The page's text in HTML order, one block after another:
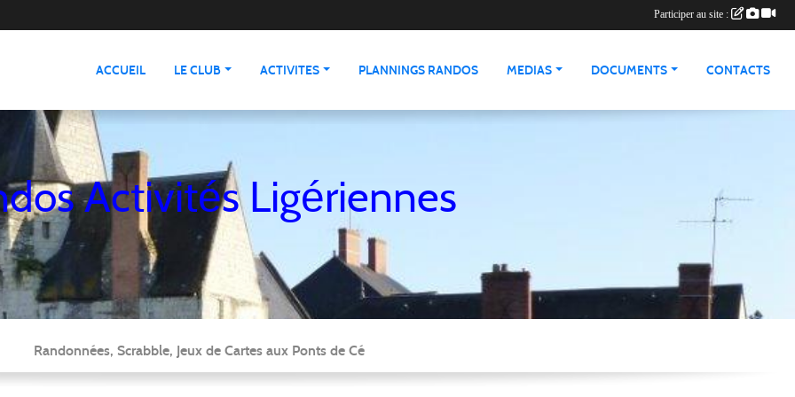
ACCUEIL LE CLUB ACTIVITES PLANNINGS RANDOS MEDIAS DOCUMENTS CONTACTS
Activités Ligériennes
Randonnées, Scrabble, Jeux de Cartes aux Ponts de Cé
Participer au site :